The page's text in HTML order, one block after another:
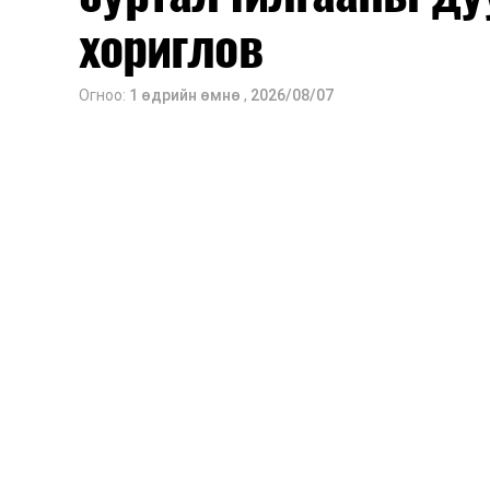
2026 оны 9 дүгээр сарын 14-нөөс
Оюутны дотуур байр
2026 оны 9 дүгээр сарын 13-наас
хориглов
Огноо: 1 өдрийн өмнө , 2026/08/07